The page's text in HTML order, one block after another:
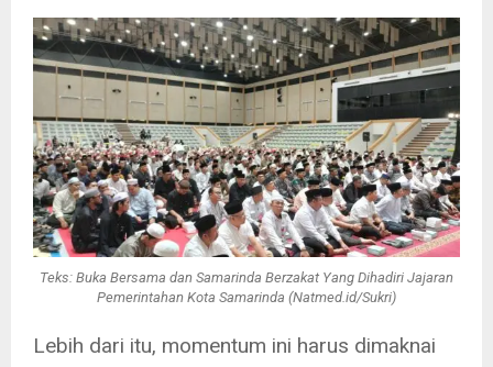
Teks: Buka Bersama dan Samarinda Berzakat Yang Dihadiri Jajaran
Pemerintahan Kota Samarinda (Natmed.id/Sukri)
Lebih dari itu, momentum ini harus dimaknai